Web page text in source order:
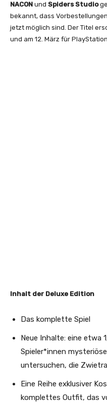
NACON und Spiders Studio
bekannt, dass
jetzt möglich sind. Der Titel
und am 12. März für
Inhalt der Deluxe Edition
Das komplette Spiel
Neue Inhalte: eine etwa
Spieler*innen
untersuchen, die
Eine Reihe exklusiver
komplettes Outfit, das